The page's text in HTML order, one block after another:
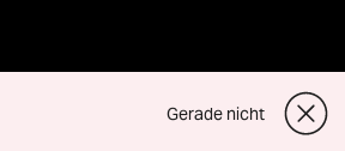
Gerade nicht